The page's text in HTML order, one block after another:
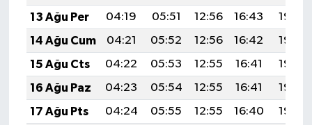
13 Ağu Per
04:19 05:51 12:56 16:43
19:50
14 Ağu Cum
04:21 05:52 12:56 16:42
19:49
15 Ağu Cts
04:22 05:53 12:55 16:41
19:48
16 Ağu Paz
04:23 05:54 12:55 16:41
19:46
17 Ağu Pts
04:24 05:55 12:55 16:40
19:45